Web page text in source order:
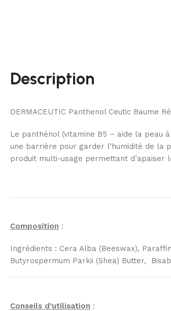
Description
DERMACEUTIC Panthenol Ceutic
Le panthénol (vitamine B5 – aide la peau
une barrière pour garder l’humidité de la
produit multi-usage permettant d’apaiser
Composition :
Ingrédients : Cera Alba (Beeswax),
Butyrospermum Parkii (Shea) Butter,
Conseils d’utilisation :